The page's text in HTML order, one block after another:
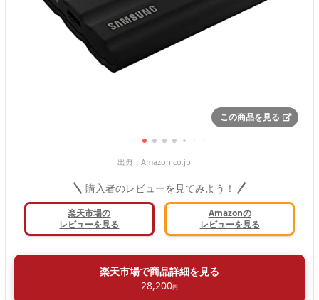
この商品を見る
出典： Amazon.co.jp
購入者のレビューを見てみよう！
楽天市場の
レビューを見る
Amazonの
レビューを見る
楽天市場で商品詳細を見る
28,200円